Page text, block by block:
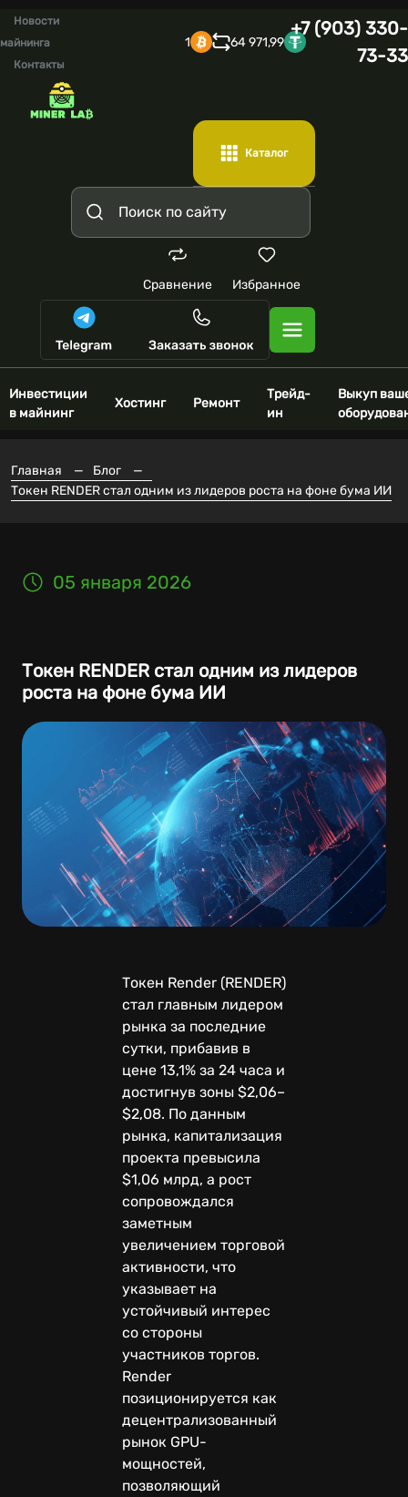
Новости
майнинга
Контакты
1 64 971,99
+7 (903) 330-
73-33
Каталог
Сравнение Избранное
Инвестиции
в майнинг
Хостинг Ремонт
Трейд-
ин
Выкуп
Главная — Блог
—
Токен RENDER стал одним из лидеров роста на фоне бума ИИ
05 января 2026
Токен RENDER стал одним из лидеров
роста на фоне бума ИИ
Токен Render (RENDER)
стал главным лидером
рынка за последние
сутки, прибавив в
цене 13,1% за 24 часа и
достигнув зоны $2,06–
$2,08. По данным
рынка, капитализация
проекта превысила
$1,06 млрд, а рост
сопровождался
заметным
увеличением торговой
активности, что
указывает на
устойчивый интерес
со стороны
участников торгов.
Render
позиционируется как
децентрализованный
рынок GPU-
мощностей,
позволяющий